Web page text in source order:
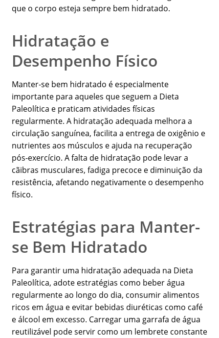
que o corpo esteja sempre bem hidratado.
Hidratação e
Desempenho Físico
Manter-se bem hidratado é especialmente
importante para aqueles que seguem a Dieta
Paleolítica e praticam atividades físicas
regularmente. A hidratação adequada melhora a
circulação sanguínea, facilita a entrega de oxigênio e
nutrientes aos músculos e ajuda na recuperação
pós-exercício. A falta de hidratação pode levar a
cãibras musculares, fadiga precoce e diminuição da
resistência, afetando negativamente o desempenho
físico.
Estratégias para Manter-
se Bem Hidratado
Para garantir uma hidratação adequada na Dieta
Paleolítica, adote estratégias como beber água
regularmente ao longo do dia, consumir alimentos
ricos em água e evitar bebidas diuréticas como café
e álcool em excesso. Carregar uma garrafa de água
reutilizável pode servir como um lembrete constante